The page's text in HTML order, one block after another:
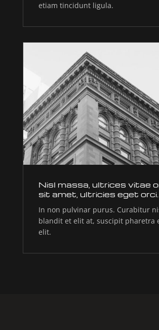
etiam tincidunt ligula.
Nisl massa, ultrices vitae
sit amet, ultricies eget orci.
In non pulvinar purus. Curabitur
blandit et elit at, suscipit pharetra
elit.